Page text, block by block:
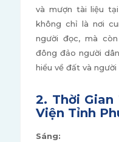
và mượn tài liệu
không chỉ là nơi
người đọc, mà
đông đảo người
hiểu về đất và người
2. Thời
Viện Tỉnh
Sáng: